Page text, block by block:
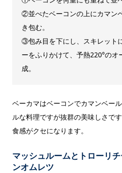
②並べたベーコンの上にカマン
き包む。
③包み目を下にし、スキレット
ーをふりかけて、予熱220°の
成。
ベーカマはベーコンでカマンベー
ルな料理ですが抜群の美味しさで
食感がクセになります。
マッシュルームとトローリ
ンオムレツ